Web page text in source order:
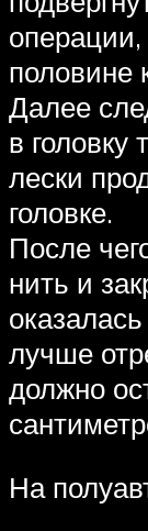
операции,
половине
Далее
в головку
лески
головке.
После
нить и
лучше
должно
На